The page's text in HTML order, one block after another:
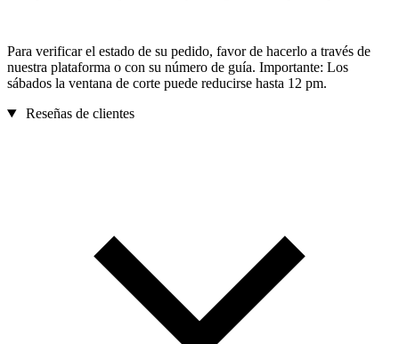
Para verificar el estado de su pedido, favor de hacerlo a través de
nuestra plataforma o con su número de guía. Importante: Los
sábados la ventana de corte puede reducirse hasta 12 pm.
Reseñas de clientes